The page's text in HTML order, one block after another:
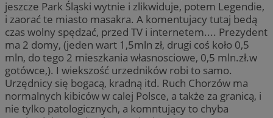
jeszcze Park Śląski wytnie i zlikwiduje, potem Legendie,
i zaorać te miasto masakra. A komentujacy tutaj bedą
czas wolny spędzać, przed TV i internetem.... Prezydent
ma 2 domy, (jeden wart 1,5mln zł, drugi coś koło 0,5
mln, do tego 2 mieszkania własnosciowe, 0,5 mln.zł.w
gotówce,). I wiekszość urzedników robi to samo.
Urzędnicy się bogacą, kradną itd. Ruch Chorzów ma
normalnych kibiców w calej Polsce, a także za granicą, i
nie tylko patologicznych, a komntujący to chyba